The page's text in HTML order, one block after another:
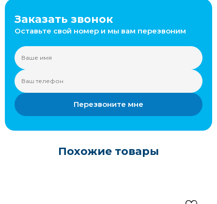
Заказать звонок
Оставьте свой номер и мы вам перезвоним
Перезвоните мне
Похожие товары